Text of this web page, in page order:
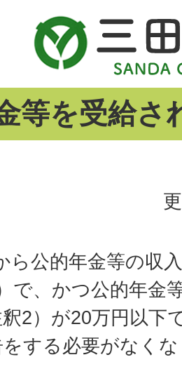
等を受給さ
ら公的年金等の収
で、かつ公的年金
2）が20万円以下
する必要がなく